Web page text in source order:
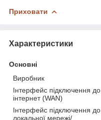
Приховати
Характеристики
Основні
Виробник
Інтерфейс підключення до
інтернет (WAN)
Інтерфейс підключення до
локальної мережі/